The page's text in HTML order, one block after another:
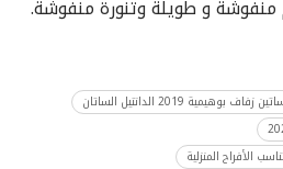
زفاف بوهيمية 2019 الدانتيل الساتان
الأفراح المنزلية